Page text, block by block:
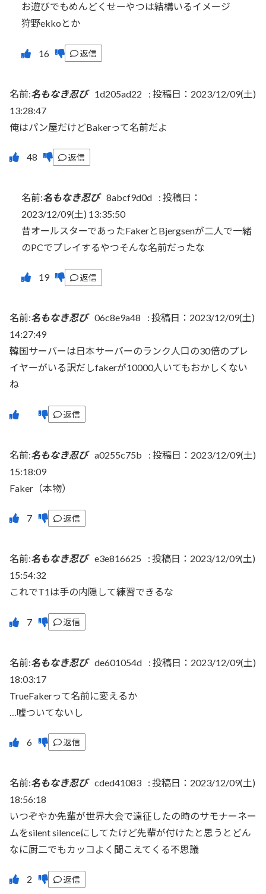
お遊びでもめんどくせーやつは結構いるイメージ
狩野ekkoとか
返信
名前:名もなき忍び 1d205ad22 : 投稿日：2023/12/09(土)
13:28:47
俺はパン屋だけどBakerって名前だよ
返信
名前:名もなき忍び 8abcf9d0d : 投稿日：
2023/12/09(土) 13:35:50
昔オールスターであったFakerとBjergsenが二人で一緒
のPCでプレイするやつそんな名前だったな
返信
名前:名もなき忍び 06c8e9a48 : 投稿日：2023/12/09(土)
14:27:49
韓国サーバーは日本サーバーのランク人口の30倍のプレ
イヤーがいる訳だしfakerが10000人いてもおかしくない
ね
返信
名前:名もなき忍び a0255c75b : 投稿日：2023/12/09(土)
15:18:09
Faker（本物）
返信
名前:名もなき忍び e3e816625 : 投稿日：2023/12/09(土)
15:54:32
これでT1は手の内隠して練習できるな
返信
名前:名もなき忍び de601054d : 投稿日：2023/12/09(土)
18:03:17
TrueFakerって名前に変えるか
…嘘ついてないし
返信
名前:名もなき忍び cded41083 : 投稿日：2023/12/09(土)
18:56:18
いつぞやか先輩が世界大会で遠征したの時のサモナーネー
ムをsilent silenceにしてたけど先輩が付けたと思うとどん
なに厨二でもカッコよく聞こえてくる不思議
返信